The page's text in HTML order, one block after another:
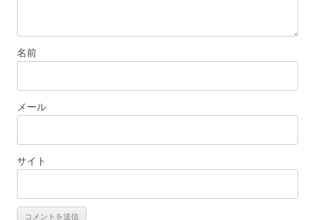
名前
メール
サイト